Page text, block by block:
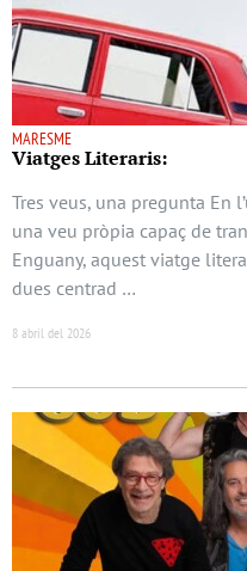
MARESME
Viatges Literaris:
Tres veus, una pregunta En
una veu pròpia capaç de
Enguany, aquest viatge
dues centrad …
8 abril del 2026